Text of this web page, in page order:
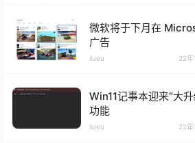
微软将于下月在
广告
liueu 22年
Win11记事本迎来“大
功能
liueu 22年